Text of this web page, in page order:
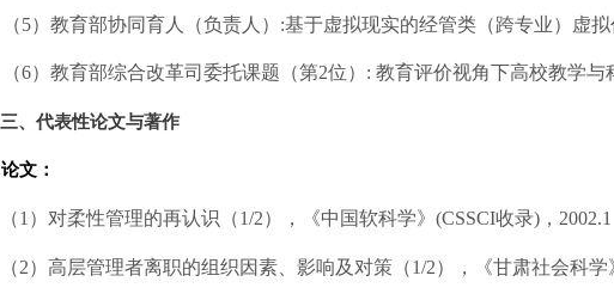
（5）教育部协同育人 （负责人） :基于虚拟现实的经管类（跨专业）虚
（6）教育部综合改革司委托课题（第2位） : 教育评价视角下高校教学与
三、代表性论文与著作
论文：
（1）对柔性管理的再认识 （1/2）， 《中国软科学》 (CSSCI收录)，2002.1
（2）高层管理者离职的组织因素、影响及对策（1/2），《甘肃社会科学